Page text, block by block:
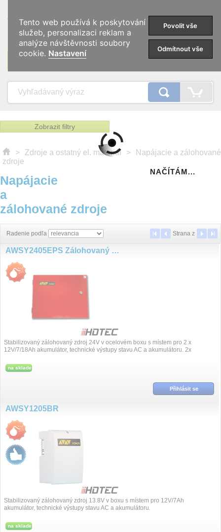
KATEGÓRIE
Zobrazit filtry
> Zdroje a ostatný el. materiál >
Napájacie a zálohované
zdroje
Napájacie
a
zálohované zdroje
Radenie podľa Strana z
NAČÍTÁM...
AWSY2405EPS Zálohovaný zdroj 24VDC/5A
Stabilizovaný zálohovaný zdroj 24V v ocelovém boxu s místem pro 2 x
12V/7/18Ah akumulátor, technické výstupy stavu AC a akumulátoru. 2x
na sklade
Přihlásit se
AWSY1205BR
Stabilizovaný zálohovaný zdroj 13.8V v boxu s místem pro 12V/7Ah
akumulátor, technické výstupy stavu AC a akumulátoru.
na sklade
Tento web používá k poskytování
služeb, personalizaci reklam a
analýze návštěvnosti soubory
cookie. Nastavení
Povolit vše
Odmítnout vše